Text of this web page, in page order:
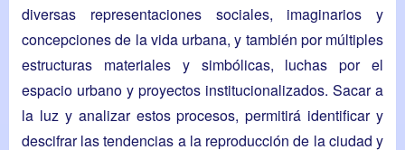
diversas representaciones sociales, imaginarios y
concepciones de la vida urbana, y también por múltiples
estructuras materiales y simbólicas, luchas por el
espacio urbano y proyectos institucionalizados. Sacar a
la luz y analizar estos procesos, permitirá identificar y
descifrar las tendencias a la reproducción de la ciudad y